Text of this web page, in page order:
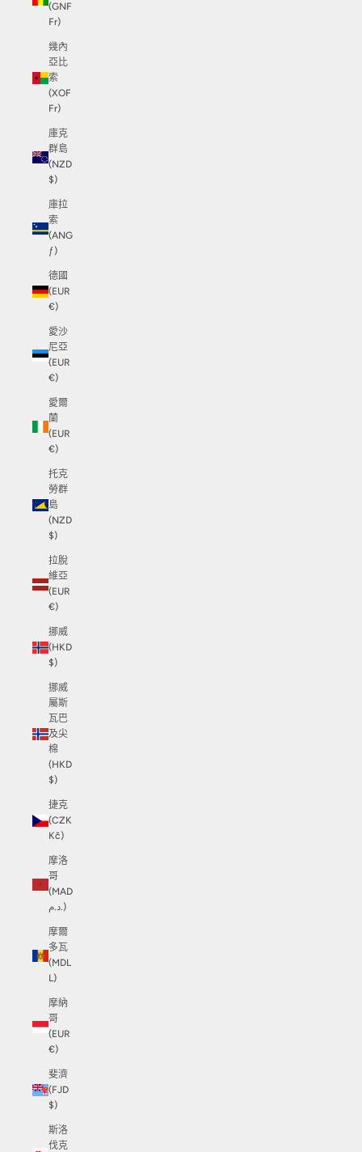
(GNF
Fr)
幾內
亞比
索
(XOF
Fr)
庫克
群島
(NZD
$)
庫拉
索
(ANG
ƒ)
德國
(EUR
€)
愛沙
尼亞
(EUR
€)
愛爾
蘭
(EUR
€)
托克
勞群
島
(NZD
$)
拉脫
維亞
(EUR
€)
挪威
(HKD
$)
挪威
屬斯
瓦巴
及尖
棉
(HKD
$)
捷克
(CZK
Kč)
摩洛
哥
(MAD
د.م.)
摩爾
多瓦
(MDL
L)
摩納
哥
(EUR
€)
斐濟
(FJD
$)
斯洛
伐克